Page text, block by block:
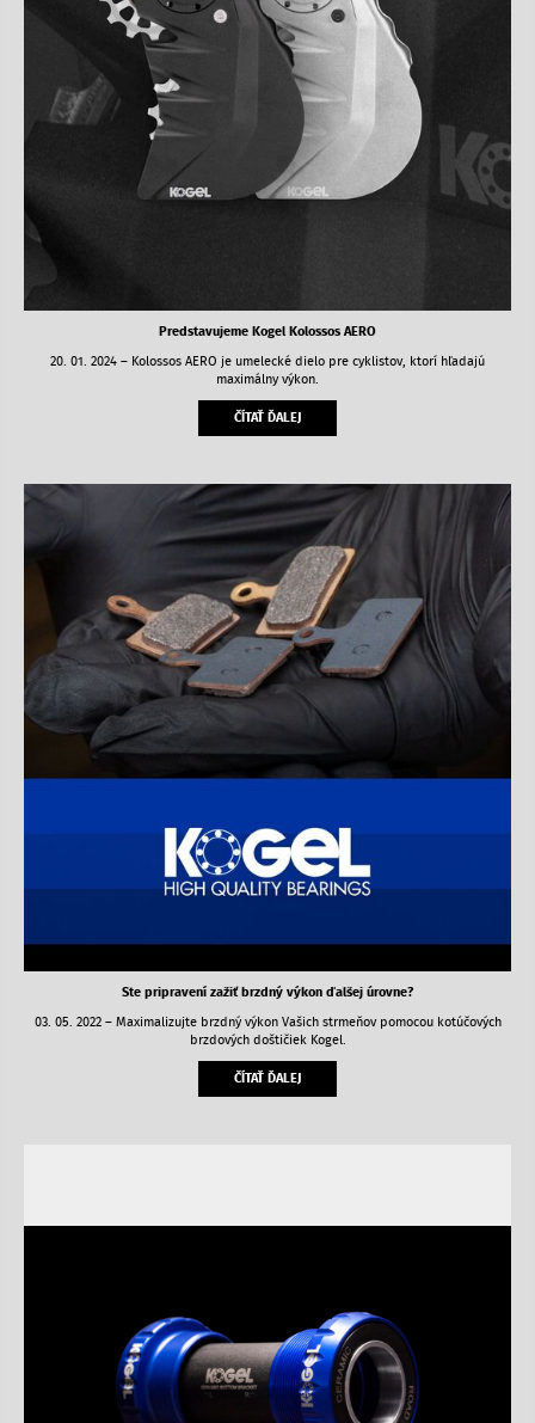
Predstavujeme Kogel Kolossos AERO
20. 01. 2024 – Kolossos AERO je umelecké dielo pre cyklistov, ktorí hľadajú
maximálny výkon.
ČÍTAŤ ĎALEJ
Ste pripravení zažiť brzdný výkon ďalšej úrovne?
03. 05. 2022 – Maximalizujte brzdný výkon Vašich strmeňov pomocou kotúčových
brzdových doštičiek Kogel.
ČÍTAŤ ĎALEJ